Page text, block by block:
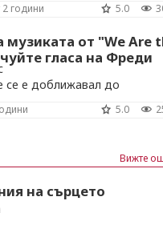
долу ще направим една
всички времена; според
години 5.0
музиката от "We Are
гласа на Фреди
се е доближавал до
5.0
Вижте
на сърцето